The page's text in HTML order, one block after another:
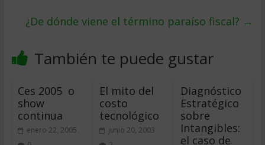
¿De dónde viene el término paraíso fiscal? →
También te puede gustar
Ces 2005  o
show
continua
enero 22, 2005
El mito del
costo
tecnológico
junio 20, 2003
Diagnóstico
Estratégico
sobre
Intangibles:
el caso de